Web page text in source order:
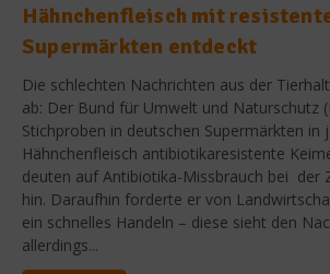
Hähnchenfleisch mit
Supermärkten entdeckt
Die schlechten Nachrichten aus der
ab: Der Bund für Umwelt und Naturschutz
Stichproben in deutschen Supermärkten in
Hähnchenfleisch antibiotikaresistente
deuten auf Antibiotika-Missbrauch bei der
hin. Daraufhin forderte er von
ein schnelles Handeln – diese sieht den
allerdings...